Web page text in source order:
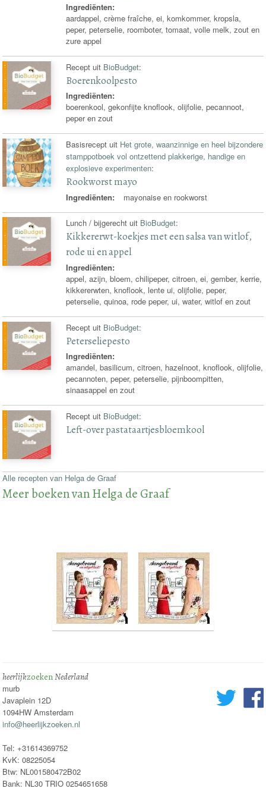
Ingrediënten:
aardappel, crème fraîche, ei, komkommer, kropsla,
peper, peterselie, roomboter, tomaat, volle melk, zout en
zure appel
Recept uit BioBudget:
Boerenkoolpesto
Ingrediënten:
boerenkool, gekonfijte knoflook, olijfolie, pecannoot,
peper en zout
Basisrecept uit Het grote, waanzinnige en heel bijzondere
stamppotboek vol ontzettend plakkerige, handige en
explosieve experimenten:
Rookworst mayo
Ingrediënten: mayonaise en rookworst
Lunch / bijgerecht uit BioBudget:
Kikkererwt-koekjes met een salsa van witlof,
rode ui en appel
Ingrediënten:
appel, azijn, bloem, chilipeper, citroen, ei, gember, kerrie,
kikkererwten, knoflook, lente ui, olijfolie, peper,
peterselie, quinoa, rode peper, ui, water, witlof en zout
Recept uit BioBudget:
Peterseliepesto
Ingrediënten:
amandel, basilicum, citroen, hazelnoot, knoflook, olijfolie,
pecannoten, peper, peterselie, pijnboompitten,
sinaasappel en zout
Recept uit BioBudget:
Left-over pastataartjesbloemkool
Alle recepten van Helga de Graaf
Meer boeken van Helga de Graaf
heerlijkzoekenNederland
murb
Javaplein 12D
1094HW Amsterdam
info@heerlijkzoeken.nl
Tel: +31614369752
KvK: 08225054
Btw: NL001580472B02
Bank: NL30 TRIO 0254651658